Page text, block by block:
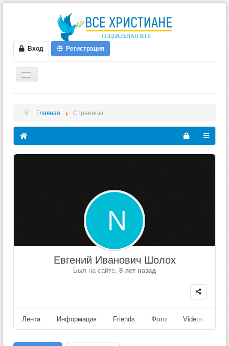
Вход Регистрация
ФОРУМ
ВИДЕО
БЛОГИ
Главная Страницы
Евгений Иванович Шолох
Был на сайте, 8 лет назад
Лента Информация Friends Фото Videos